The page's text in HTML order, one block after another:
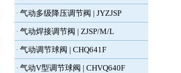
· 气动多级降压调节阀 | JYZJSP
· 气动焊接调节阀 | ZJSP/M/L
· 气动调节球阀 | CHQ641F
· 气动V型调节球阀 | CHVQ640F